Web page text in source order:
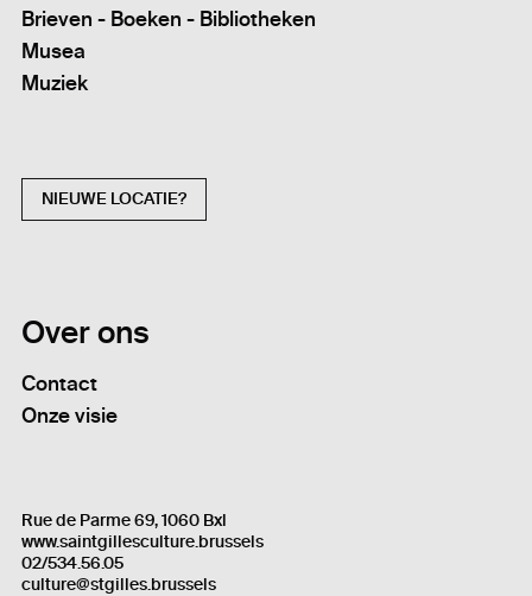
Brieven - Boeken - Bibliotheken
Musea
Muziek
NIEUWE LOCATIE?
Over ons
Contact
Onze visie
Rue de Parme 69, 1060 Bxl
www.saintgillesculture.brussels
02/534.56.05
culture@stgilles.brussels